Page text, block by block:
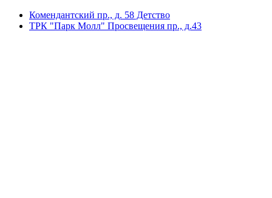
Комендантский пр., д. 58 Детство
ТРК "Парк Молл" Просвещения пр., д.43